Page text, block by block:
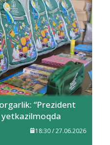
“Prezident
yetkazilmoqda
18:30 / 27.06.2026